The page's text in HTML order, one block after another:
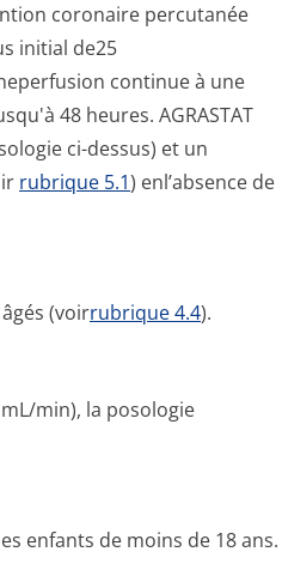
coronaire percutanée
initial de25
continue à une
48 heures. AGRASTAT
ci-dessus) et un
rubrique 5.1) enl’absence de
(voirrubrique 4.4).
min), la posologie
enfants de moins de 18 ans.